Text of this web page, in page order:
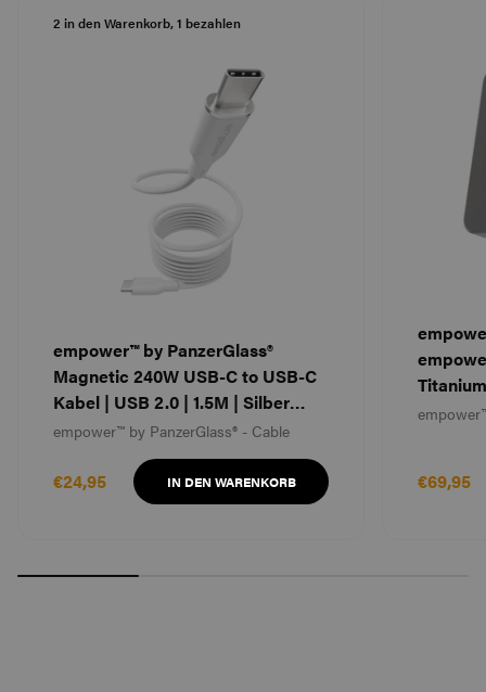
Recycling.
2 in den Warenkorb, 1 bezahlen
empower™ by PanzerGlass®
Magnetic 240W USB-C to USB-C
Kabel | USB 2.0 | 1.5M | Silber
Weiß
empower™ by PanzerGlass® - Cable
€24,95 IN DEN WARENKORB
Titanium
€69,95